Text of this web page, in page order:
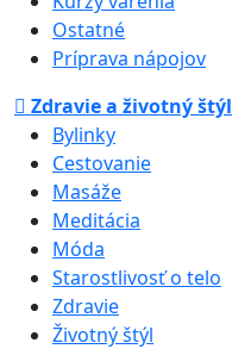
Ostatné
Príprava nápojov
Zdravie a životný štýl
Bylinky
Cestovanie
Masáže
Meditácia
Móda
Starostlivosť o telo
Zdravie
Životný štýl